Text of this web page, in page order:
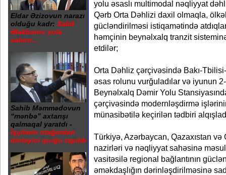
Eldar Əzizovun narazı
olduğu kadr: Xalid
Ələkbərov yola
salınır...
Sahib Məmmədovun
“mənbə” axtarışı
qalmaqal yaratdı -
İşçilərin otağından
dinləyici qurğu tapılıb
yolu əsaslı multimodal nəqliyyat
Qərb Orta Dəhlizi daxil olmaqla,
gücləndirilməsi istiqamətində
həmçinin beynəlxalq tranzit
etdilər;
Orta Dəhliz çərçivəsində Bakı-
əsas rolunu vurğuladılar və iyunun
Beynəlxalq Dəmir Yolu
çərçivəsində modernləşdirmə
münasibətilə keçirilən tədbiri
Türkiyə, Azərbaycan, Qazaxıstan və
nazirləri və nəqliyyat sahəsinə
vasitəsilə regional bağlantının
əməkdaşlığın dərinləşdirilməsinə